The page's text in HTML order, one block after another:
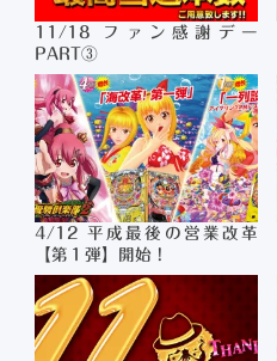
11/18 ファン感謝デー
PART③
4/12 平成最後の営業改革
【第１弾】開始！